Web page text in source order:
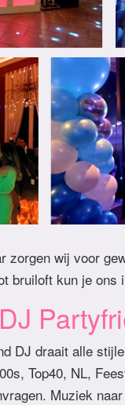
zorgen wij voor
bruiloft kun je ons
DJ draait alle
Top40, NL,
Muziek